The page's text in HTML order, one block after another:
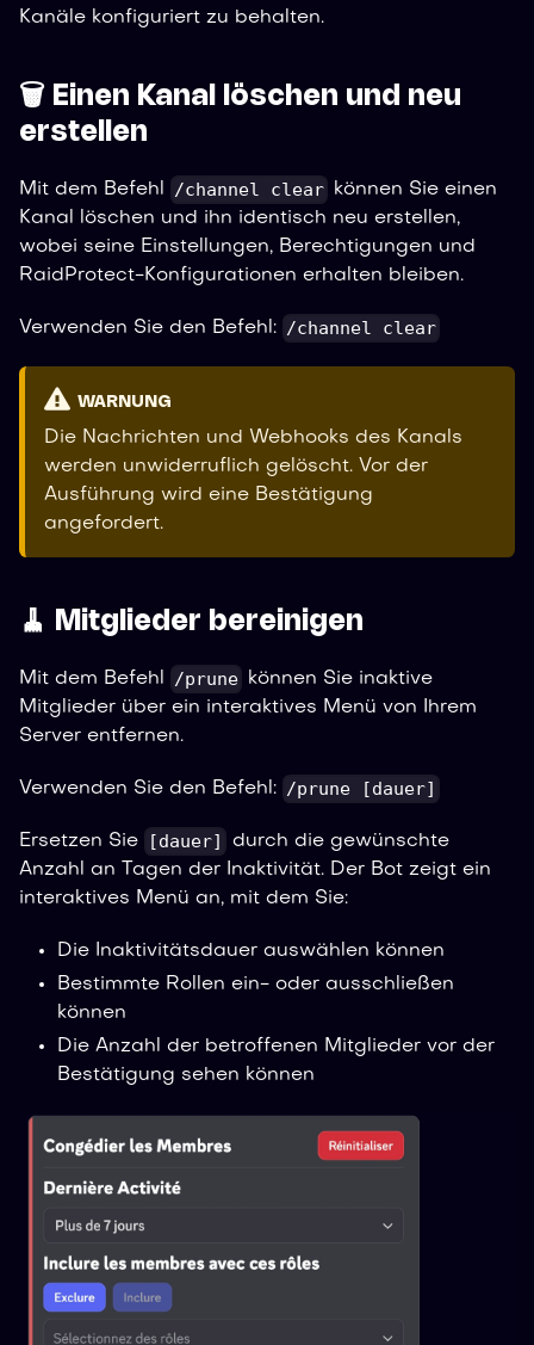
Kanäle konfiguriert zu behalten.
🗑️ Einen Kanal löschen und neu
erstellen
Mit dem Befehl /channel clear können Sie einen
Kanal löschen und ihn identisch neu erstellen,
wobei seine Einstellungen, Berechtigungen und
RaidProtect-Konfigurationen erhalten bleiben.
Verwenden Sie den Befehl: /channel clear
WARNUNG
Die Nachrichten und Webhooks des Kanals
werden unwiderruflich gelöscht. Vor der
Ausführung wird eine Bestätigung
angefordert.
🧹 Mitglieder bereinigen
Mit dem Befehl /prune können Sie inaktive
Mitglieder über ein interaktives Menü von Ihrem
Server entfernen.
Verwenden Sie den Befehl: /prune [dauer]
Ersetzen Sie [dauer]
durch die gewünschte
Anzahl an Tagen der Inaktivität. Der Bot zeigt ein
interaktives Menü an, mit dem Sie:
Die Inaktivitätsdauer auswählen können
Bestimmte Rollen ein- oder ausschließen
können
Die Anzahl der betroffenen Mitglieder vor der
Bestätigung sehen können